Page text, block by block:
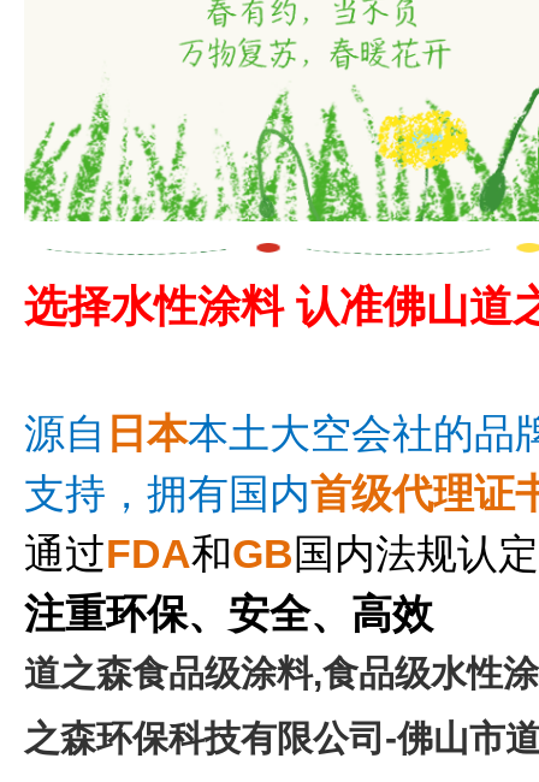
选择水性涂料认准佛山道
源自 日 本本土大空会社的品
支持，拥有国内首级代理证
通过FDA和GB国内法规认
注重环保、安全、高效
道之森食品级涂料,食品级水性
之森环保科技有限公司-佛山市